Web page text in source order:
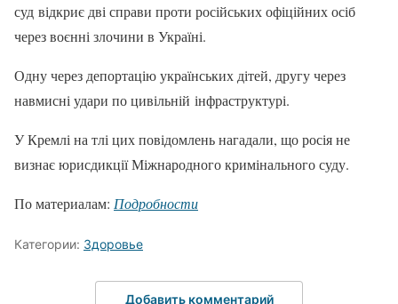
суд відкриє дві справи проти російських офіційних осіб
через воєнні злочини в Україні.
Одну через депортацію українських дітей, другу через
навмисні удари по цивільній інфраструктурі.
У Кремлі на тлі цих повідомлень нагадали, що росія не
визнає юрисдикції Міжнародного кримінального суду.
По материалам: Подробности
Категории: Здоровье
Добавить комментарий